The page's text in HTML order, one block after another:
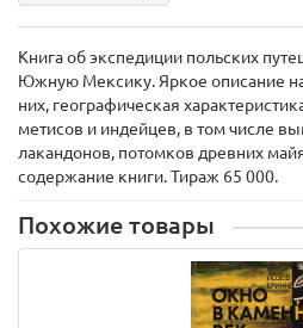
Книга об экспедиции польских
Южную Мексику. Яркое описание
них, географическая
метисов и индейцев, в том числе
лакандонов, потомков древних
содержание книги. Тираж 65 000.
Похожие товары